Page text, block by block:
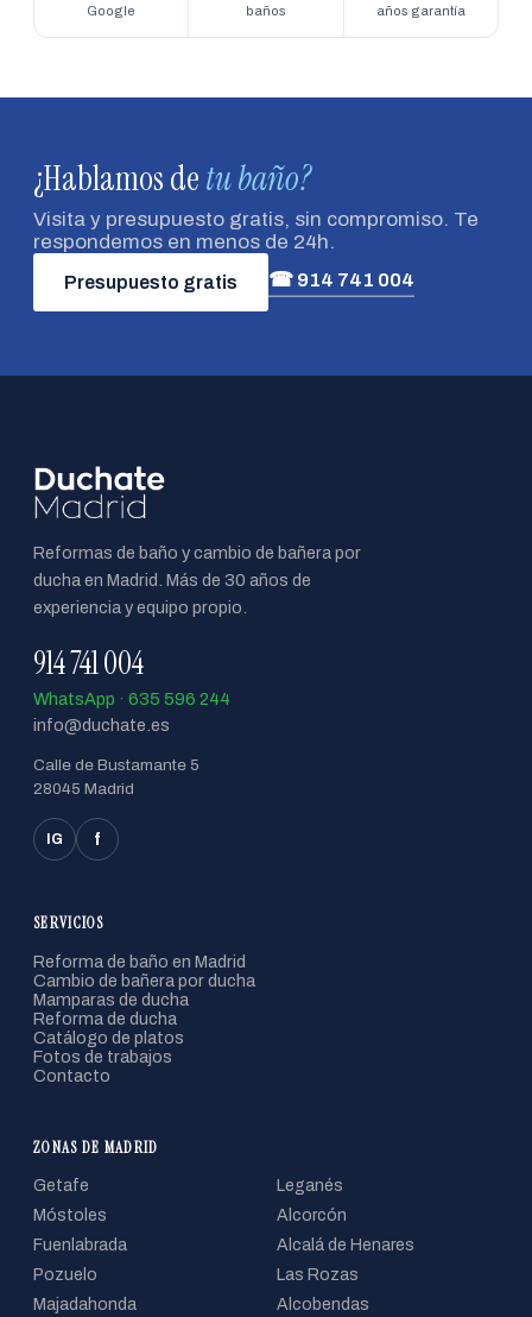
Google baños años garantía
¿Hablamos detu baño?
Visita y presupuesto gratis, sin compromiso. Te
respondemos en menos de 24h.
Presupuesto gratis ☎ 914 741 004
Reformas de baño y cambio de bañera por
ducha en Madrid. Más de 30 años de
experiencia y equipo propio.
914 741 004
WhatsApp · 635 596 244
info@duchate.es
Calle de Bustamante 5
28045 Madrid
IG f
SERVICIOS
Reforma de baño en Madrid
Cambio de bañera por ducha
Mamparas de ducha
Reforma de ducha
Catálogo de platos
Fotos de trabajos
Contacto
ZONAS DE MADRID
Getafe
Leganés
Móstoles
Alcorcón
Fuenlabrada
Alcalá de Henares
Pozuelo
Las Rozas
Majadahonda
Alcobendas